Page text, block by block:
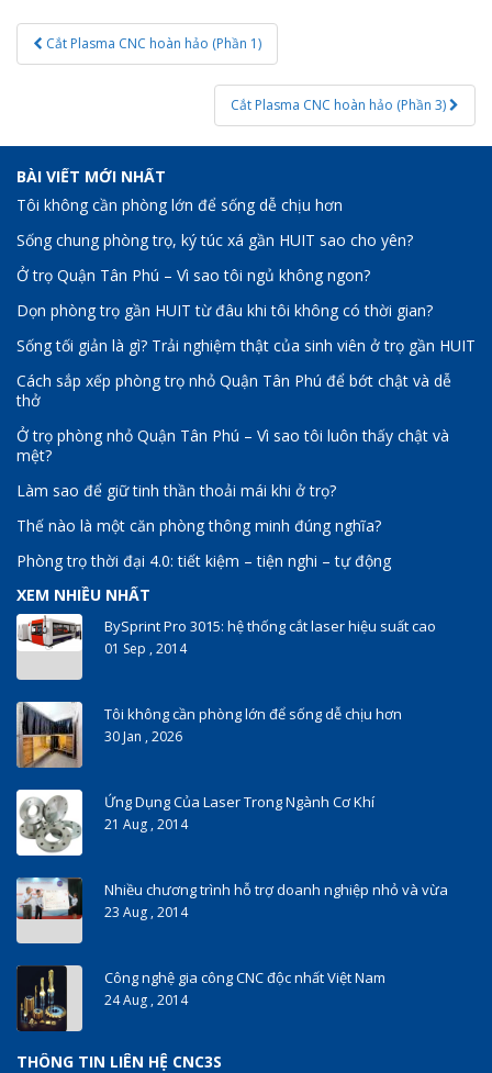
Post
navigation
Cắt Plasma CNC hoàn hảo (Phần 1)
Cắt Plasma CNC hoàn hảo (Phần 3)
BÀI VIẾT MỚI NHẤT
Tôi không cần phòng lớn để sống dễ chịu hơn
Sống chung phòng trọ, ký túc xá gần HUIT sao cho yên?
Ở trọ Quận Tân Phú – Vì sao tôi ngủ không ngon?
Dọn phòng trọ gần HUIT từ đâu khi tôi không có thời gian?
Sống tối giản là gì? Trải nghiệm thật của sinh viên ở trọ gần HUIT
Cách sắp xếp phòng trọ nhỏ Quận Tân Phú để bớt chật và dễ
thở
Ở trọ phòng nhỏ Quận Tân Phú – Vì sao tôi luôn thấy chật và
mệt?
Làm sao để giữ tinh thần thoải mái khi ở trọ?
Thế nào là một căn phòng thông minh đúng nghĩa?
Phòng trọ thời đại 4.0: tiết kiệm – tiện nghi – tự động
XEM NHIỀU NHẤT
BySprint Pro 3015: hệ thống cắt laser hiệu suất cao
01 Sep , 2014
Tôi không cần phòng lớn để sống dễ chịu hơn
30 Jan , 2026
Ứng Dụng Của Laser Trong Ngành Cơ Khí
21 Aug , 2014
Nhiều chương trình hỗ trợ doanh nghiệp nhỏ và vừa
23 Aug , 2014
Công nghệ gia công CNC độc nhất Việt Nam
24 Aug , 2014
THÔNG TIN LIÊN HỆ CNC3S